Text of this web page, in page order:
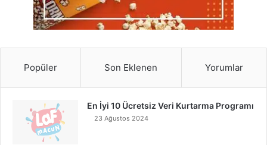
Popüler Son Eklenen Yorumlar
En İyi 10 Ücretsiz Veri Kurtarma Programı
23 Ağustos 2024